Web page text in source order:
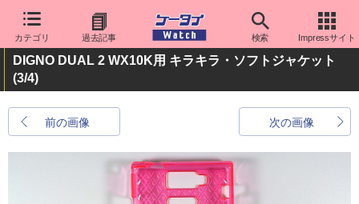
カテゴリ 過去記事 検索 Impressサイト
DIGNO DUAL 2 WX10K用 キラキラ・ソフトジャケット
(3/4)
前の画像 次の画像